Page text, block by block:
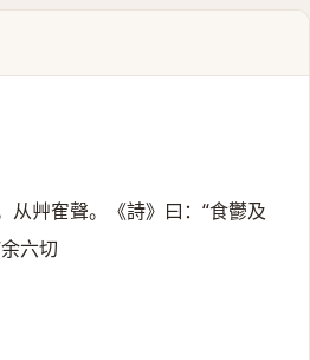
从艸隺聲。《詩》曰：“食鬱及
六切